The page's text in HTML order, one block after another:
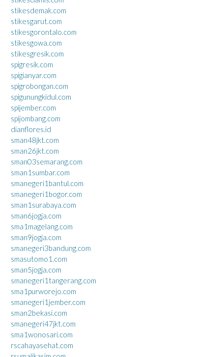
stikesdemak.com
stikesgarut.com
stikesgorontalo.com
stikesgowa.com
stikesgresik.com
spigresik.com
spigianyar.com
spigrobongan.com
spigunungkidul.com
spijember.com
spijombang.com
dianflores.id
sman48jkt.com
sman26jkt.com
sman03semarang.com
sman1sumbar.com
smanegeri1bantul.com
smanegeri1bogor.com
sman1surabaya.com
sman6jogja.com
sma1magelang.com
sman9jogja.com
smanegeri3bandung.com
smasutomo1.com
sman5jogja.com
smanegeri1tangerang.com
sma1purworejo.com
smanegeri1jember.com
sman2bekasi.com
smanegeri47jkt.com
sma1wonosari.com
rscahayasehat.com